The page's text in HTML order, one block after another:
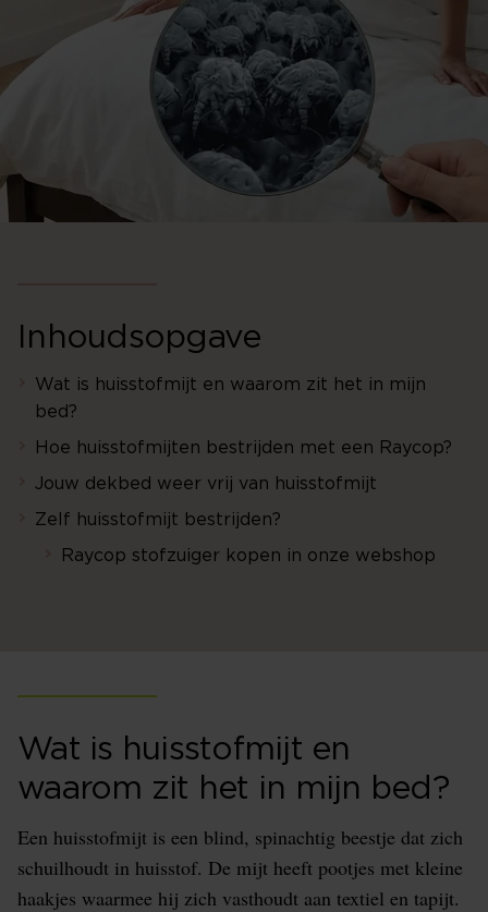
Inhoudsopgave
Wat is huisstofmijt en waarom zit het in mijn
bed?
Hoe huisstofmijten bestrijden met een Raycop?
Jouw dekbed weer vrij van huisstofmijt
Zelf huisstofmijt bestrijden?
Raycop stofzuiger kopen in onze webshop
Wat is huisstofmijt en
waarom zit het in mijn bed?
Een huisstofmijt is een blind, spinachtig beestje dat zich
schuilhoudt in huisstof. De mijt heeft pootjes met kleine
haakjes waarmee hij zich vasthoudt aan textiel en tapijt.